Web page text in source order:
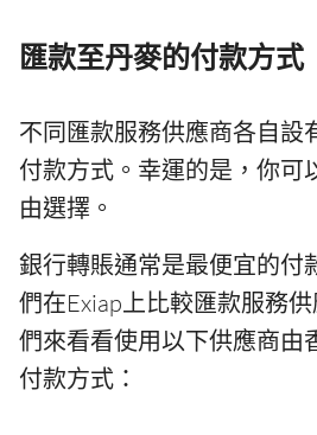
匯款至丹麥的付款方式
不同匯款服務供應商各自設
付款方式。幸運的是，你可
由選擇。
銀行轉賬通常是最便宜的付
們在Exiap上比較匯款服務
們來看看使用以下供應商由
付款方式：